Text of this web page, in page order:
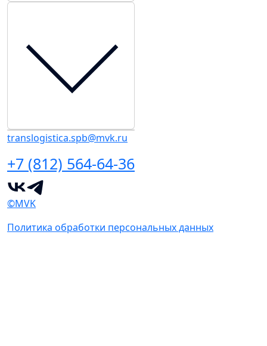
translogistica.spb@mvk.ru
+7 (812) 564-64-36
©MVK
Политика обработки персональных данных